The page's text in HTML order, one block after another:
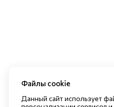
Файлы cookie
Данный сайт использует